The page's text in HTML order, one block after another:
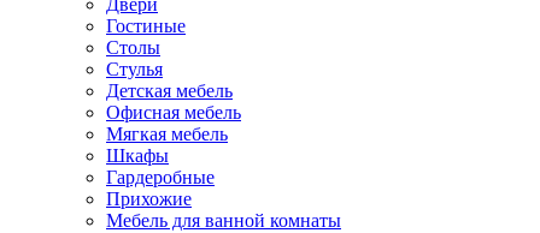
Двери
Гостиные
Столы
Стулья
Детская мебель
Офисная мебель
Мягкая мебель
Шкафы
Гардеробные
Прихожие
Мебель для ванной комнаты